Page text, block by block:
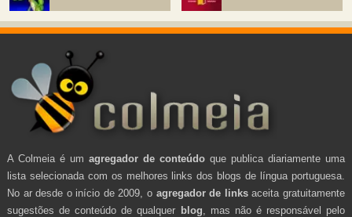
A Colmeia é um agregador de conteúdo que publica diariamente uma
lista selecionada com os melhores links dos blogs de língua portuguesa.
No ar desde o início de 2009, o agregador de linksaceita gratuitamente
sugestões de conteúdo de qualquer blog , mas não é responsável pelo